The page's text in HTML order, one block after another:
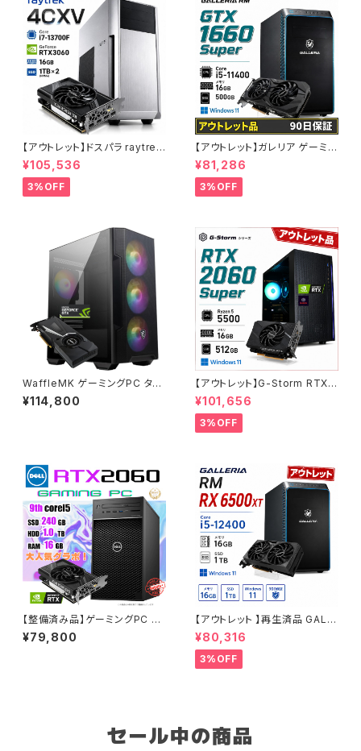
【アウトレット】ドスパラ raytrek
4CXV RTX3060 Core i7-13
700F メモリ16GB SSD1TBx2
クリエイターPC 1点限り 90日
保証
¥105,536
3%OFF
【アウトレット】ガレリア ゲーミン
グパソコン GTX 1660 Super
Core i5-11400 メモリ16GB S
SD500GB 90日保証 他メーカ
ー整備済み品
¥81,286
3%OFF
WaffleMK ゲーミングPC タワ
ー型 G-Stormシリーズ AMD
GeForce 16GBメモリ Windo
¥114,800
【アウトレット】G-Storm RTX2
060Super Ryzen5-5500 メ
モリ16GB SSD512GB ゲーミ
ングPC 90日保証
¥101,656
3%OFF
【整備済み品】ゲーミングPC デ
スクトップ DELL Precision 3
630 Tower - Core i5-9500
¥79,800
【アウトレット 】再生済品 GALL
ERIA RM RX 6500XT Core i
5-12400 メモリ16GB SSD1T
B ゲーミングPC 整備済み品 9
0日保証
¥80,316
3%OFF
セール中の商品